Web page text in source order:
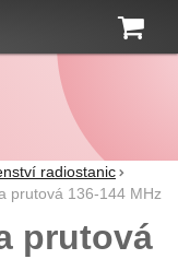
radiostanic
prutová 136-144 MHz
prutová